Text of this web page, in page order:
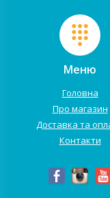
Меню
Головна
Про магазин
Доставка та
Контакти